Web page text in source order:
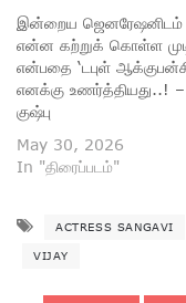
இன்றைய ஜெனரேஷனிடம்
என்ன கற்றுக் கொள்ள
என்பதை ‘டபுள்
எனக்கு உணர்த்தியது..! –
குஷ்பு
May 30, 2026
In "திரைப்படம்"
ACTRESS SANGAVI
VIJAY